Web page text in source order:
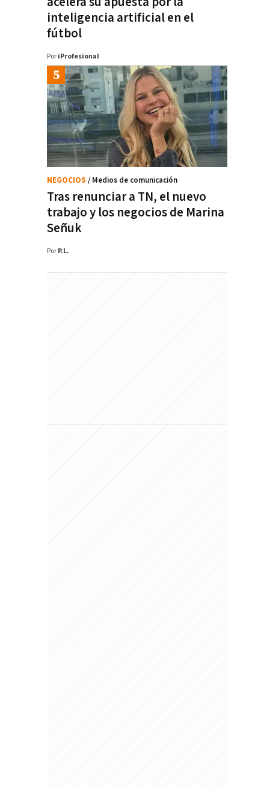
inteligencia artificial en el
fútbol
Por iProfesional
Tras renunciar a TN, el nuevo
trabajo y los negocios de Marina
Señuk
NEGOCIOS / Medios de comunicación
Por P.L.